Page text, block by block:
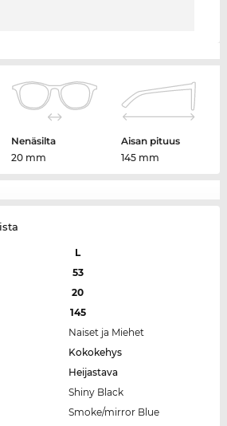
Nenäsilta
20 mm
Aisan pituus
145 mm
L
53
20
145
Naiset ja Miehet
Kokokehys
Heijastava
Shiny Black
Smoke/mirror Blue